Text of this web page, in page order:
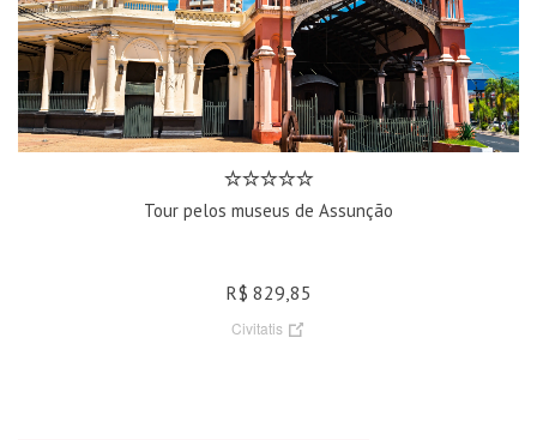
Tour pelos museus de Assunção
R$ 829,85
Civitatis